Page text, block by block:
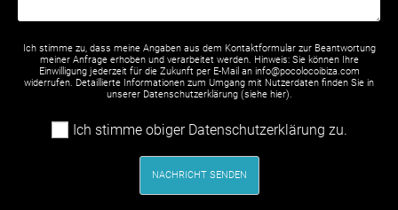
Ich stimme zu, dass meine Angaben aus dem Kontaktformular zur Beantwortung
meiner Anfrage erhoben und verarbeitet werden. Hinweis: Sie können Ihre
Einwilligung jederzeit für die Zukunft per E-Mail an info@pocolocoibiza.com
widerrufen. Detaillierte Informationen zum Umgang mit Nutzerdaten finden Sie in
unserer Datenschutzerklärung (siehe hier).
Ich stimme obiger Datenschutzerklärung zu.
NACHRICHT SENDEN